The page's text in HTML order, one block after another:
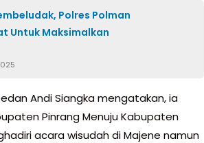
Polres Polman
Untuk Maksimalkan
Andi Siangka mengatakan, ia
Pinrang Menuju Kabupaten
acara wisudah di Majene namun